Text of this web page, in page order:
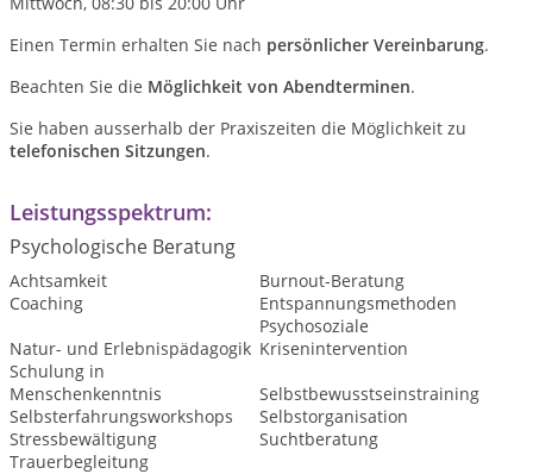
Einen Termin erhalten Sie nach persönlicher Vereinbarung.
Beachten Sie die Möglichkeit von Abendterminen.
Sie haben ausserhalb der Praxiszeiten die Möglichkeit zu
telefonischen Sitzungen.
Leistungsspektrum:
Psychologische Beratung
Achtsamkeit
Burnout-Beratung
Coaching
Entspannungsmethoden
Natur- und Erlebnispädagogik
Psychosoziale
Krisenintervention
Schulung in
Menschenkenntnis
Selbstbewusstseinstraining
Selbsterfahrungsworkshops
Selbstorganisation
Stressbewältigung
Suchtberatung
Trauerbegleitung